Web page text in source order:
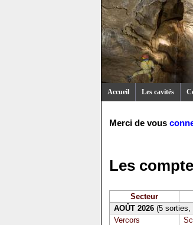
Accueil Les cavités
Merci de vous
Les
Secteur
AOÛT 2026(5 sorties,
Vercors